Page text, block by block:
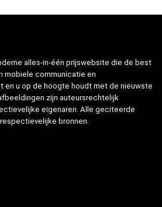
alles-in-één prijswebsite die de best
mobiele communicatie en
u op de hoogte houdt met de nieuwste
zijn auteursrechtelijk
eigenaren. Alle geciteerde
bronnen.